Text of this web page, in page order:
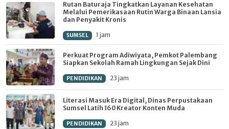
Rutan Baturaja Tingkatkan Layanan Kesehatan
Melalui Pemerikasaan Rutin Warga Binaan Lansia
dan Penyakit Kronis
SUMSEL 1 jam
Perkuat Program Adiwiyata, Pemkot Palembang
Siapkan Sekolah Ramah Lingkungan Sejak Dini
PENDIDIKAN 23 jam
Literasi Masuk Era Digital, Dinas Perpustakaan
Sumsel Latih 160 Kreator Konten Muda
PENDIDIKAN 23 jam